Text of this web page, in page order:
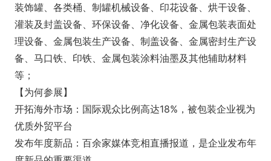
装饰罐、各类桶、制罐机械设备、印花设备、烘干设备、
灌装及封盖设备、环保设备、净化设备、金属包装表面处
理设备、金属包装生产设备、制盖设备、金属密封生产设
备、马口铁、印铁、金属包装涂料油墨及其他辅助材料
等；
【为何参展】
开拓海外市场：国际观众比例高达18%，被包装企业视为
优质外贸平台
发布年度新品：百余家媒体竞相直播报道，是企业发布年